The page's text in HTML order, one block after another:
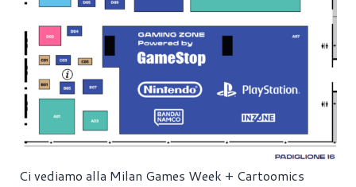
Ci vediamo alla Milan Games Week + Cartoomics